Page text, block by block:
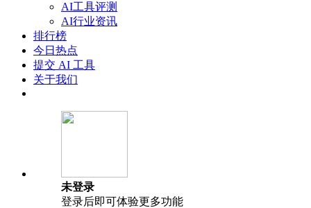
AI工具评测
AI行业资讯
排行榜
今日热点
提交 AI 工具
关于我们
未登录
登录后即可体验更多功能